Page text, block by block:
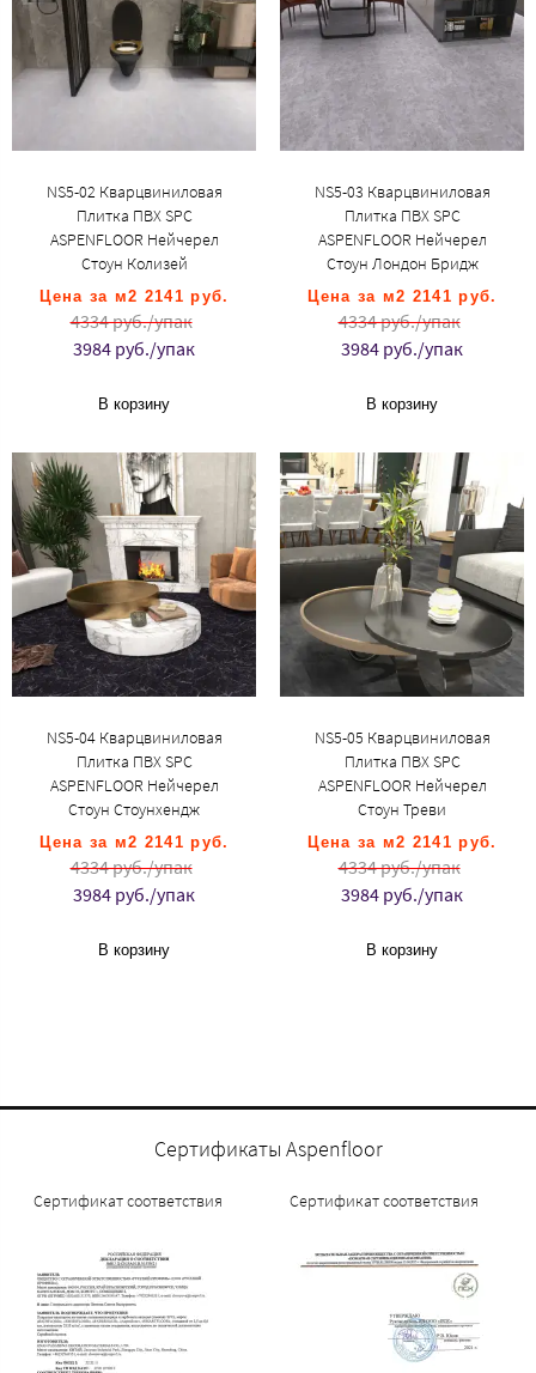
NS5-02 Кварцвиниловая
Плитка ПВХ SPC
ASPENFLOOR Нейчерел
Стоун Колизей
Цена за м2 2141 руб.
4334 руб./упак
3984 руб./упак
В корзину
NS5-03 Кварцвиниловая
Плитка ПВХ SPC
ASPENFLOOR Нейчерел
Стоун Лондон Бридж
Цена за м2 2141 руб.
4334 руб./упак
3984 руб./упак
В корзину
NS5-04 Кварцвиниловая
Плитка ПВХ SPC
ASPENFLOOR Нейчерел
Стоун Стоунхендж
Цена за м2 2141 руб.
4334 руб./упак
3984 руб./упак
В корзину
NS5-05 Кварцвиниловая
Плитка ПВХ SPC
ASPENFLOOR Нейчерел
Стоун Треви
Цена за м2 2141 руб.
4334 руб./упак
3984 руб./упак
В корзину
Сертификаты Aspenfloor
Сертификат соответствия Сертификат соответствия